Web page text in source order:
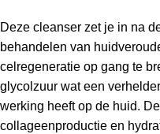
Deze cleanser zet je in na
behandelen van
celregeneratie op gang te
glycolzuur wat een
werking heeft op de huid.
collageenproductie en